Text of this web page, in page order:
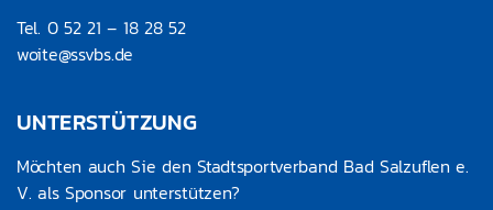
Tel. 0 52 21 – 18 28 52
woite@ssvbs.de
UNTERSTÜTZUNG
Möchten auch Sie den Stadtsportverband Bad Salzuflen e.
V. als Sponsor unterstützen?